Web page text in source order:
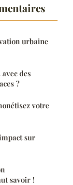
urbaine
des
?
votre
sur
savoir !